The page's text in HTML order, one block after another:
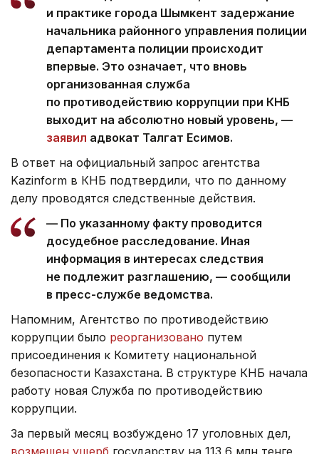
и практике города Шымкент задержание
начальника районного управления полиции
департамента полиции происходит
впервые. Это означает, что вновь
организованная служба
по противодействию коррупции при КНБ
выходит на абсолютно новый уровень, —
заявил адвокат Талгат Есимов.
В ответ на официальный запрос агентства
Kazinform в КНБ подтвердили, что по данному
делу проводятся следственные действия.
— По указанному факту проводится
досудебное расследование. Иная
информация в интересах следствия
не подлежит разглашению, — сообщили
в пресс-службе ведомства.
Напомним, Агентство по противодействию
коррупции было реорганизовано путем
присоединения к Комитету национальной
безопасности Казахстана. В структуре КНБ начала
работу новая Служба по противодействию
коррупции.
За первый месяц возбуждено 17 уголовных дел,
возмещен ущерб государству на 113,6 млн тенге,